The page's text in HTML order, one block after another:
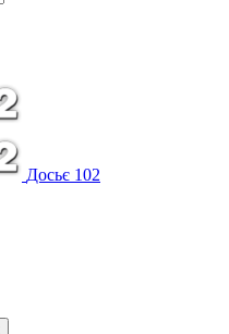
Досьє 102